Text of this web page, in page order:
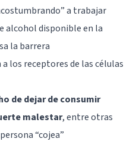
a trabajar
alcohol disponible en la
la barrera
los receptores de las células
de dejar de consumir
malestar, entre otras
“cojea”